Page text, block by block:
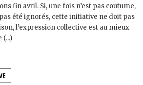
fin avril. Si, une fois n’est pas coutume,
été ignorés, cette initiative ne doit pas
l’expression collective est au mieux
(...)